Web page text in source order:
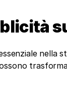
nella